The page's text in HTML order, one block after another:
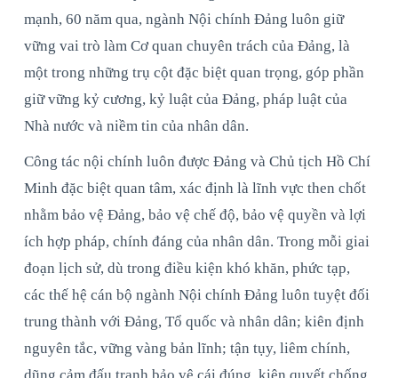
mạnh, 60 năm qua, ngành Nội chính Đảng luôn giữ
vững vai trò làm Cơ quan chuyên trách của Đảng, là
một trong những trụ cột đặc biệt quan trọng, góp phần
giữ vững kỷ cương, kỷ luật của Đảng, pháp luật của
Nhà nước và niềm tin của nhân dân.
Công tác nội chính luôn được Đảng và Chủ tịch Hồ Chí
Minh đặc biệt quan tâm, xác định là lĩnh vực then chốt
nhằm bảo vệ Đảng, bảo vệ chế độ, bảo vệ quyền và lợi
ích hợp pháp, chính đáng của nhân dân. Trong mỗi giai
đoạn lịch sử, dù trong điều kiện khó khăn, phức tạp,
các thế hệ cán bộ ngành Nội chính Đảng luôn tuyệt đối
trung thành với Đảng, Tổ quốc và nhân dân; kiên định
nguyên tắc, vững vàng bản lĩnh; tận tụy, liêm chính,